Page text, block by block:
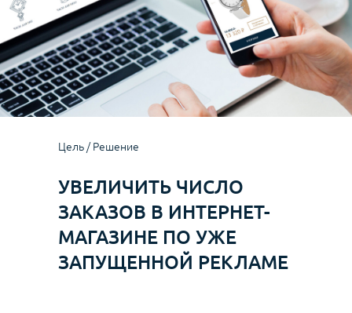
УВЕЛИЧИТЬ ЧИСЛО
ЗАКАЗОВ В ИНТЕРНЕТ-
МАГАЗИНЕ ПО УЖЕ
ЗАПУЩЕННОЙ РЕКЛАМЕ
Цель / Решение